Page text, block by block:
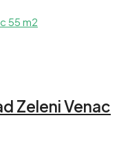
Zeleni Venac